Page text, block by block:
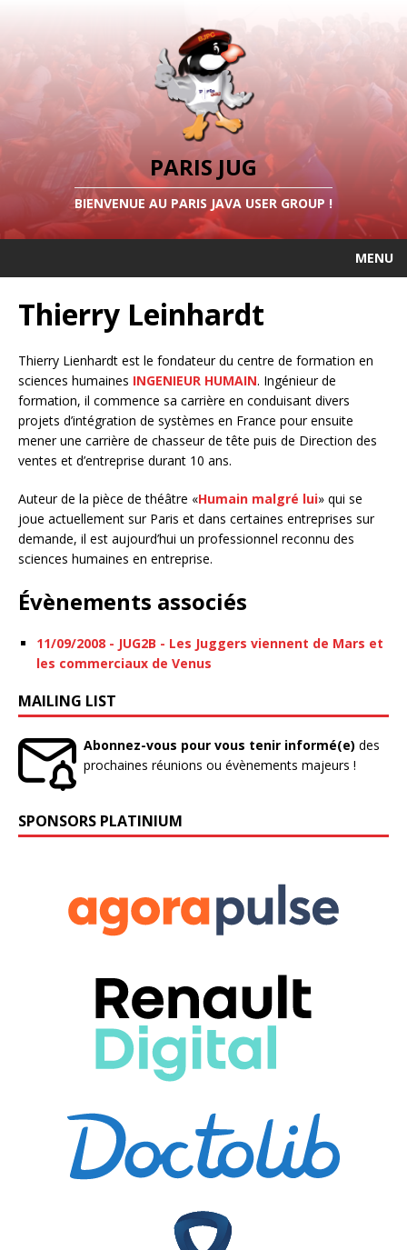
PARIS JUG
BIENVENUE AU PARIS JAVA USER GROUP !
MENU
Thierry Leinhardt
Thierry Lienhardt est le fondateur du centre de formation en
sciences humaines INGENIEUR HUMAIN. Ingénieur de
formation, il commence sa carrière en conduisant divers
projets d’intégration de systèmes en France pour ensuite
mener une carrière de chasseur de tête puis de Direction des
ventes et d’entreprise durant 10 ans.
Auteur de la pièce de théâtre «Humain malgré lui» qui se
joue actuellement sur Paris et dans certaines entreprises sur
demande, il est aujourd’hui un professionnel reconnu des
sciences humaines en entreprise.
Évènements associés
11/09/2008 - JUG2B - Les Juggers viennent de Mars et
les commerciaux de Venus
MAILING LIST
Abonnez-vous pour vous tenir informé(e) des
prochaines réunions ou évènements majeurs !
SPONSORS PLATINIUM